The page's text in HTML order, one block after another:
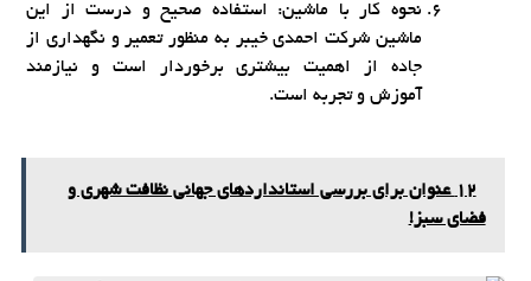
نحوه کار با ماشین: استفاده صحیح و درست از این
ماشین شرکت احمدی خیبر به منظور تعمیر و نگهداری از
جاده از اهمیت بیشتری برخوردار است و نیازمند
آموزش و تجربه است.
12 عنوان برای بررسی استانداردهای جهانی نظافت شهری و
فضای سبز!